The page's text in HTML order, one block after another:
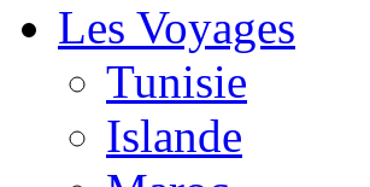
Les Voyages
Tunisie
Islande